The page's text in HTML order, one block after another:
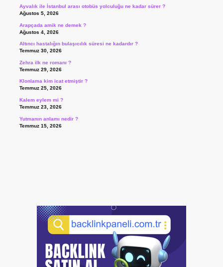
Ayvalık ile İstanbul arası otobüs yolculuğu ne kadar sürer ?
Ağustos 5, 2026
Arapçada amik ne demek ?
Ağustos 4, 2026
Altıncı hastalığın bulaşıcılık süresi ne kadardır ?
Temmuz 30, 2026
Zehra ilk ne romanı ?
Temmuz 29, 2026
Klonlama kim icat etmiştir ?
Temmuz 25, 2026
Kalem eylem mi ?
Temmuz 23, 2026
Yutmanın anlamı nedir ?
Temmuz 15, 2026